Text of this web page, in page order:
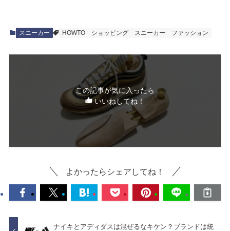
スニーカー HOWTO ショッピング スニーカー ファッション
この記事が気に入ったら
いいねしてね！
よかったらシェアしてね！
ナイキとアディダスは混ぜるなキケン？ブランドは統